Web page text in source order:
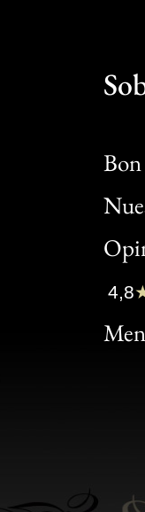
Bon
Clic
Bon
4,8